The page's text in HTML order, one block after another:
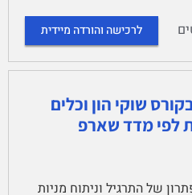
לרכישה והורדה מיידית
שוקי הון וכלים
של התרגיל וניתוח מניות